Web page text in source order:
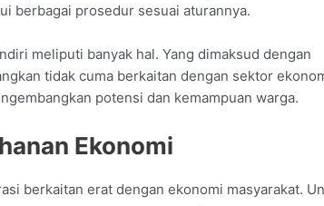
berbagai prosedur sesuai aturannya.
meliputi banyak hal. Yang dimaksud dengan
tidak cuma berkaitan dengan sektor
potensi dan kemampuan warga.
Ekonomi
berkaitan erat dengan ekonomi masyarakat.